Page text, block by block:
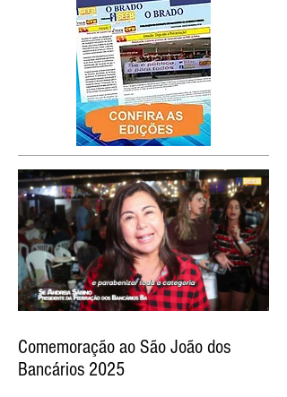
Comemoração ao São João dos
Bancários 2025